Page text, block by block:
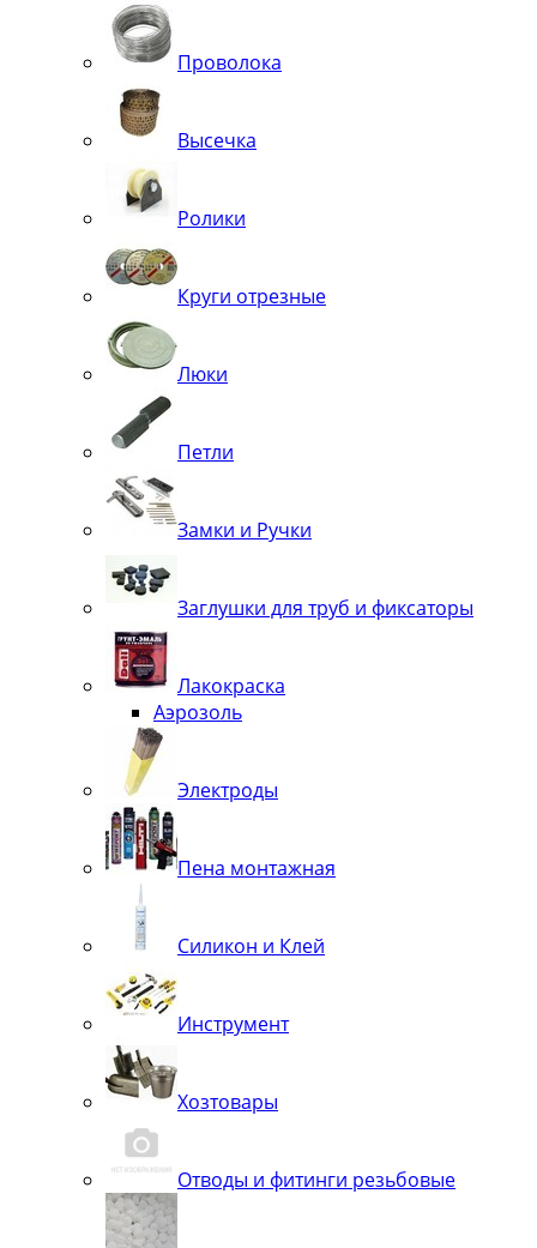
Проволока
Высечка
Ролики
Круги отрезные
Люки
Петли
Замки и Ручки
Заглушки для труб и фиксаторы
Лакокраска
Аэрозоль
Электроды
Пена монтажная
Силикон и Клей
Инструмент
Хозтовары
Отводы и фитинги резьбовые